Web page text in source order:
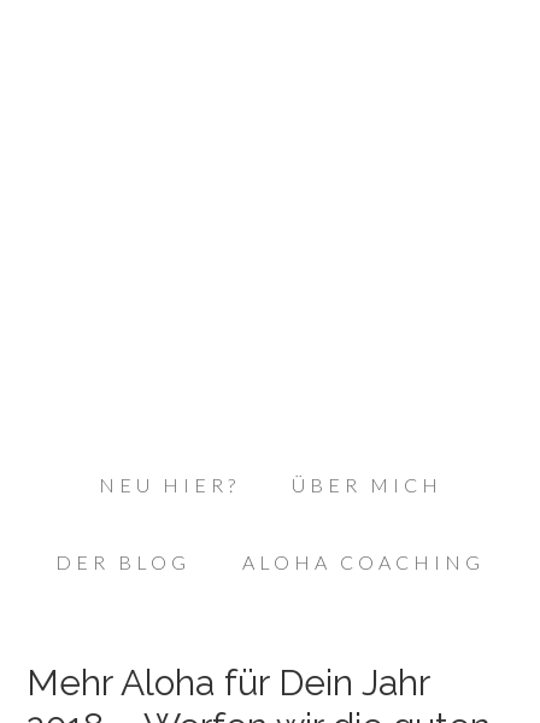
NEU HIER? ÜBER MICH
DER BLOG ALOHA COACHING
Mehr Aloha für Dein Jahr